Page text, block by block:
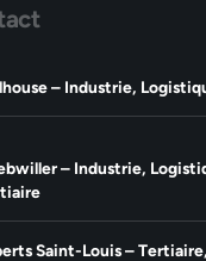
– Industrie,
– Industrie,
Saint-Louis –